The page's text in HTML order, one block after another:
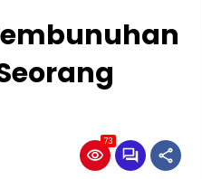
73